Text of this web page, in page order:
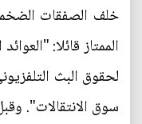
خلف الصفقات
الممتاز قائلا:
لحقوق البث
سوق الانتقالات".